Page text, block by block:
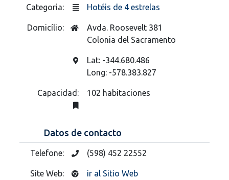
Categoria: Hotéis de 4 estrelas
Domicílio:
Avda. Roosevelt 381
Colonia del Sacramento
Lat: -344.680.486
Long: -578.383.827
Capacidad: 102 habitaciones
Datos de contacto
Telefone: (598) 452 22552
Site Web: ir al Sitio Web